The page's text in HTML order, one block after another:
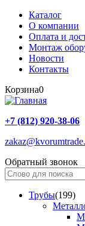
Каталог
О компании
Оплата и
Монтаж
Новости
Контакты
Корзина0
+7 (812) 920-38-06
Обратный звонок
Трубы(199)